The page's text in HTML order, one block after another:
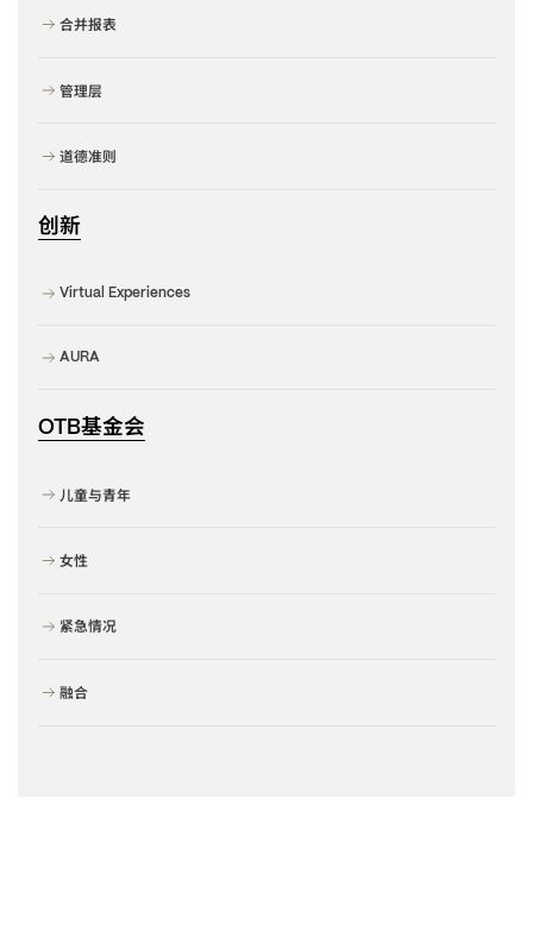
合并报表
管理层
道德准则
创新
Virtual Experiences
AURA
OTB基金会
儿童与青年
女性
紧急情况
融合